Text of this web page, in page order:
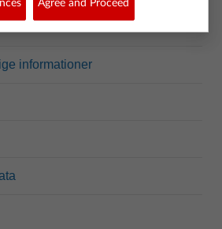
informationer
Agree and Proceed